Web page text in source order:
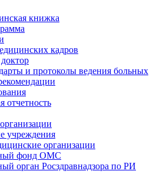
книжка
кадров
и протоколы ведения больных
отчетность
учреждения
организации
фонд ОМС
орган Росздравнадзора по РИ